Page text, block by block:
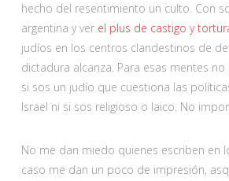
hecho del resentimiento un culto. Con
argentina y verel plus de castigo y
judíos en los centros clandestinos de
dictadura alcanza. Para esas mentes
si sos un judío que cuestiona las
Israel ni si sos religioso o laico. No
No me dan miedo quienes escriben en
caso me dan un poco de impresión,